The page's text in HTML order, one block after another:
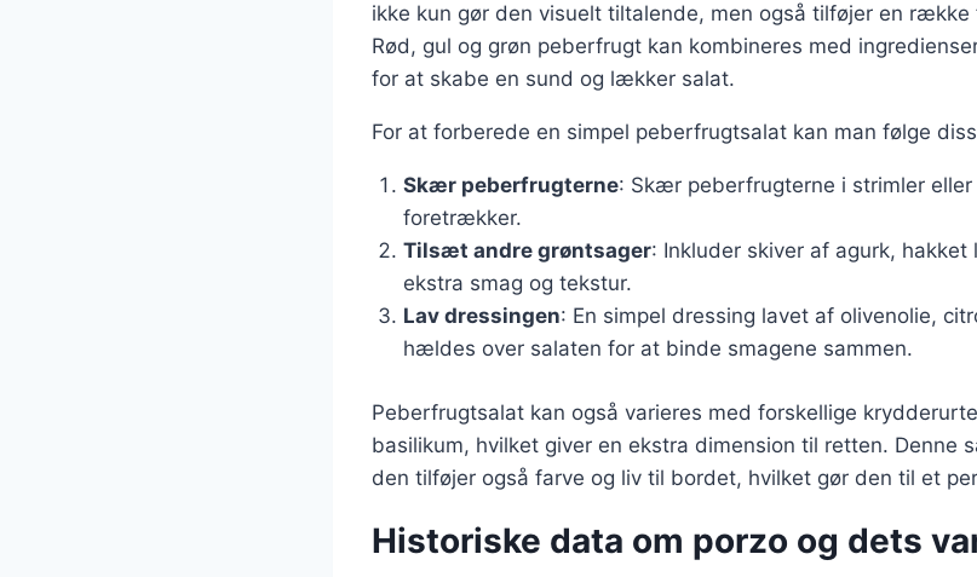
ikke kun gør den visuelt tiltalende, men også tilføjer en række
Rød, gul og grøn peberfrugt kan kombineres med
for at skabe en sund og lækker salat.
For at forberede en simpel peberfrugtsalat kan man følge
Skær peberfrugterne: Skær peberfrugterne i strimler
foretrækker.
Tilsæt andre grøntsager: Inkluder skiver af agurk,
ekstra smag og tekstur.
Lav dressingen: En simpel dressing lavet af olivenolie,
hældes over salaten for at binde smagene sammen.
Peberfrugtsalat kan også varieres med forskellige
basilikum, hvilket giver en ekstra dimension til retten. Denne
den tilføjer også farve og liv til bordet, hvilket gør den til et
Historiske data om porzo og dets